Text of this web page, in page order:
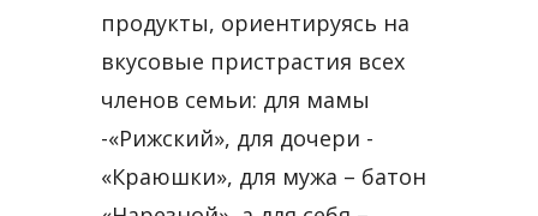
продукты, ориентируясь на
вкусовые пристрастия всех
членов семьи: для мамы
-«Рижский», для дочери -
«Краюшки», для мужа – батон